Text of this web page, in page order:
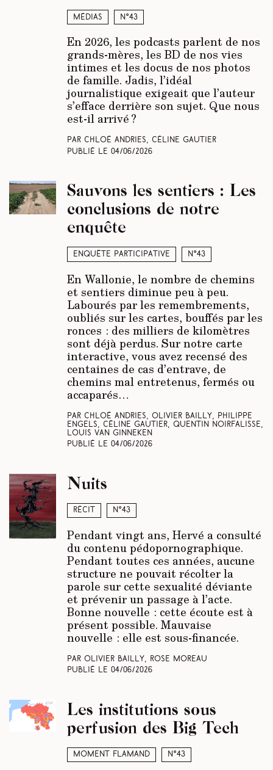
Médias N°43
En 2026, les podcasts parlent de nos
grands-mères, les BD de nos vies
intimes et les docus de nos photos
de famille. Jadis, l’idéal
journalistique exigeait que l’auteur
s’efface derrière son sujet. Que nous
est-il arrivé ?
Par Chloé Andries, Céline Gautier
Publié le 04/06/2026
Enquête participative N°43
Sauvons les sentiers : Les
conclusions de notre
enquête
En Wallonie, le nombre de chemins
et sentiers diminue peu à peu.
Labourés par les remembrements,
oubliés sur les cartes, bouffés par les
ronces : des milliers de kilomètres
sont déjà perdus. Sur notre carte
interactive, vous avez recensé des
centaines de cas d’entrave, de
chemins mal entretenus, fermés ou
accaparés…
Par Chloé Andries, Olivier Bailly, Philippe
Engels, Céline Gautier, Quentin Noirfalisse,
Louis Van Ginneken
Publié le 04/06/2026
Récit N°43
Nuits
Pendant vingt ans, Hervé a consulté
du contenu pédopornographique.
Pendant toutes ces années, aucune
structure ne pouvait récolter la
parole sur cette sexualité déviante
et prévenir un passage à l’acte.
Bonne nouvelle : cette écoute est à
présent possible. Mauvaise
nouvelle : elle est sous-financée.
Par Olivier Bailly, Rose Moreau
Publié le 04/06/2026
Moment Flamand N°43
Les institutions sous
perfusion des Big Tech